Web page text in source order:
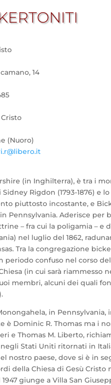
14
(Nuoro)
(in Inghilterra), è tra i
Rigdon (1793-1876) e
piuttosto incostante, e
Pennsylvania. Aderisce per
– fra cui la poligamia – e
nel luglio del 1862,
Tra la congregazione
periodo confuso nel corso
(in cui sarà riammesso
membri, alcuni dei quali
in Pennsylvania,
è Dominic R. Thomas ma i
e Thomas M. Liberto,
Stati Uniti ritornati in
nostro paese, dove si è in
della Chiesa di Gesù
giunge a Villa San